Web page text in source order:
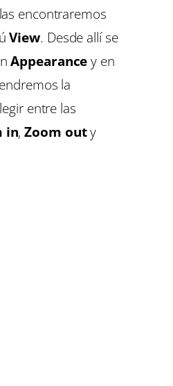
encontraremos
View. Desde allí se
Appearancey en
la
entre las
in,Zoom outy